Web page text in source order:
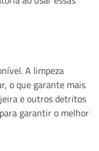
A limpeza
o que garante mais
e outros detritos
garantir o melhor